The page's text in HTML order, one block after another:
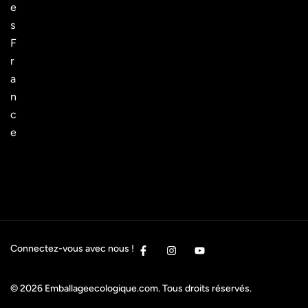
e
s
F
r
a
n
c
e
Connectez-vous avec nous !
© 2026 Emballageecologique.com. Tous droits réservés.